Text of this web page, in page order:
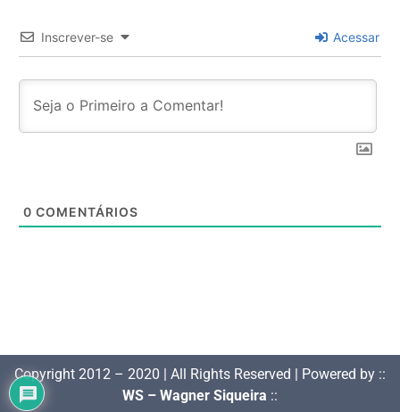
Inscrever-se Acessar
0 COMENTÁRIOS
Copyright 2012 – 2020 | All Rights Reserved | Powered by ::
WS – Wagner Siqueira ::